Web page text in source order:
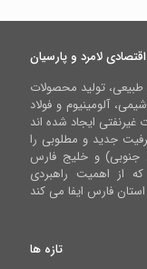
لامرد و پارسیان
طبیعی، تولید محصولات
آلومینیوم و فولاد
جدید و مطلوبی را
جنوبی) و خلیج فارس
از اهمیت راهبردی
تازه ها